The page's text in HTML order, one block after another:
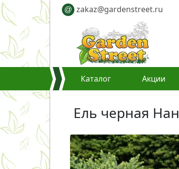
@ zakaz@gardenstreet.ru
Каталог Акции
Ель черная